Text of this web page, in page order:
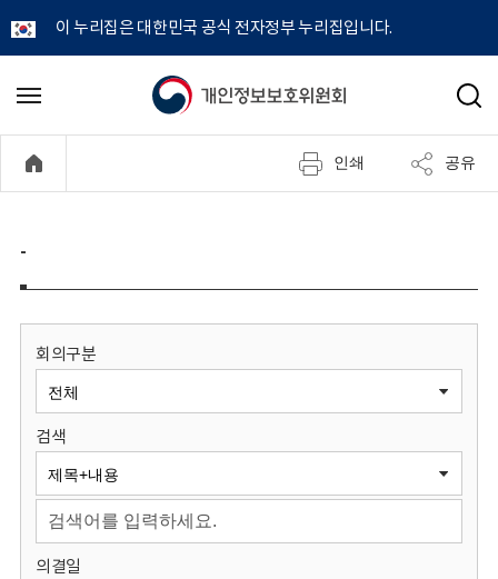
이 누리집은 대한민국 공식 전자정부 누리집입니다.
개
정
보
원
회
메
기
검
인쇄 공유
-
회의구분
검색
의결일